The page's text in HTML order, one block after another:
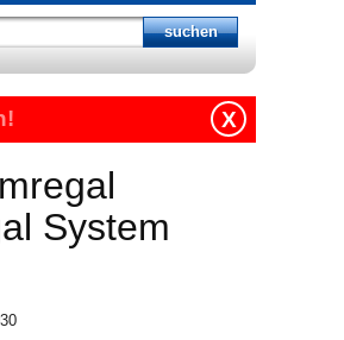
X
System